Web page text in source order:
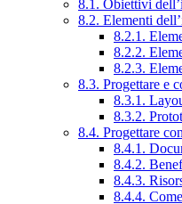
8.1. Obiettivi
8.2. Elementi
8.2.1.
8.2.2.
8.2.3.
8.3. Progettare e
8.3.1.
8.3.2.
8.4. Progettare
8.4.1.
8.4.2.
8.4.3.
8.4.4.